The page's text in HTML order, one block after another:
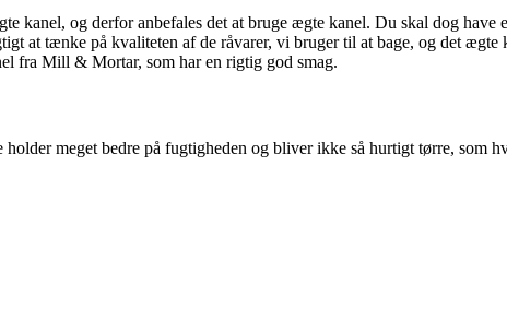
kanel, og derfor anbefales det at bruge ægte kanel. Du skal dog have
at tænke på kvaliteten af de råvarer, vi bruger til at bage, og det ægte
fra Mill & Mortar, som har en rigtig god smag.
meget bedre på fugtigheden og bliver ikke så hurtigt tørre, som